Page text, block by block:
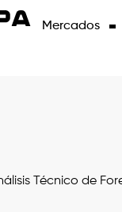
Mercados
Técnico de